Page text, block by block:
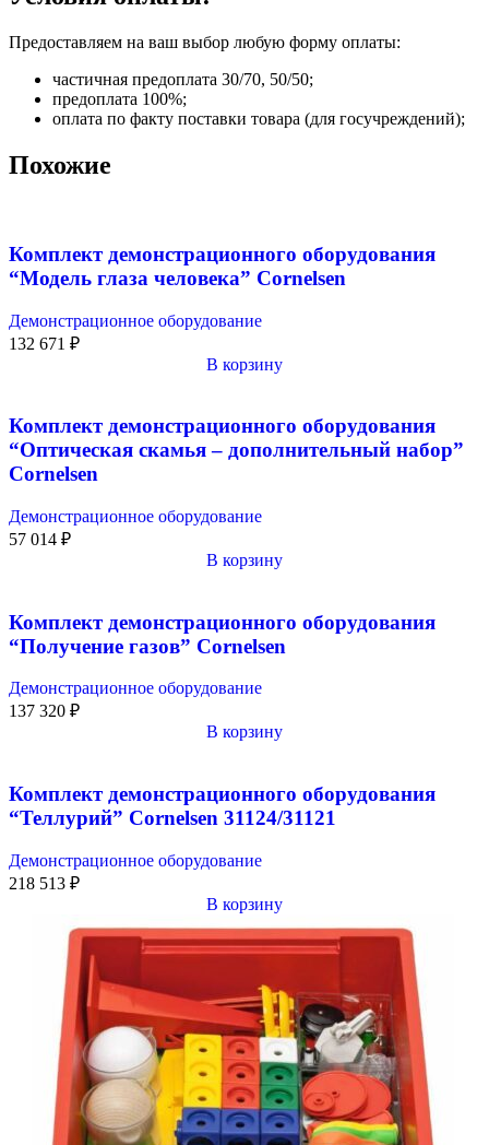
Предоставляем на ваш выбор любую форму оплаты:
частичная предоплата 30/70, 50/50;
предоплата 100%;
оплата по факту поставки товара (для госучреждений);
Похожие
Комплект демонстрационного оборудования
“Модель глаза человека” Cornelsen
Демонстрационное оборудование
132 671 ₽
В корзину
Комплект демонстрационного оборудования
“Оптическая скамья – дополнительный набор”
Cornelsen
Демонстрационное оборудование
57 014 ₽
В корзину
Комплект демонстрационного оборудования
“Получение газов” Cornelsen
Демонстрационное оборудование
137 320 ₽
В корзину
Комплект демонстрационного оборудования
“Теллурий” Cornelsen 31124/31121
Демонстрационное оборудование
218 513 ₽
В корзину